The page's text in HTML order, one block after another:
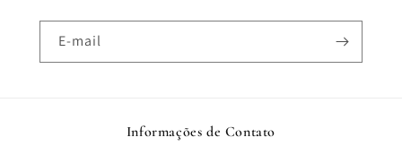
E-mail
Informações de Contato